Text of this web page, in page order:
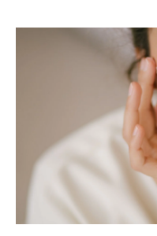
moda & ljepota